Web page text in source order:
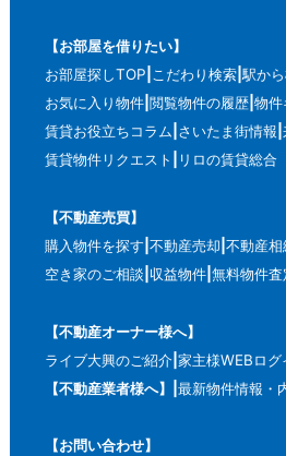
【お部屋を借りたい】
お部屋探しTOP こだわり検索 駅か
お気に入り物件 閲覧物件の履歴 物件
賃貸お役立ちコラム さいたま街情報
賃貸物件リクエスト
リロの賃貸総合
【不動産売買】
購入物件を探す 不動産売却 不動産
空き家のご相談 収益物件 無料物件査
【不動産オーナー様へ】
ライブ大興のご紹介 家主様WEBログ
【不動産業者様へ】
最新物件情報・
【お問い合わせ】